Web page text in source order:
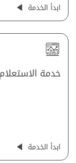
ابدأ الخدمة
خدمة
ابدأ الخدمة